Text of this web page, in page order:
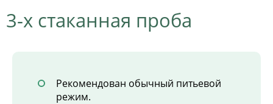
3-х стаканная проба
Рекомендован обычный питьевой
режим.